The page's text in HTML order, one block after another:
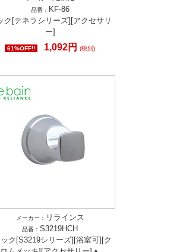
品番： KF-86
ク[テネラシリーズ][アクセサリ
ー]
61%OFF!! 1,092円 (税別)
メーカー： リラインス
品番： S3219HCH
ク[S3219シリーズ][浴室可][ク